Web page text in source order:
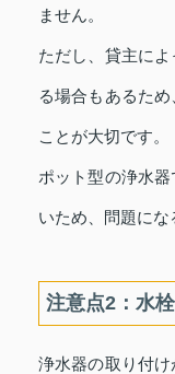
ません。
ただし、貸主に
る場合もあるた
ことが大切です。
ポット型の浄水
いため、問題にな
注意点2：水
浄水器の取り付